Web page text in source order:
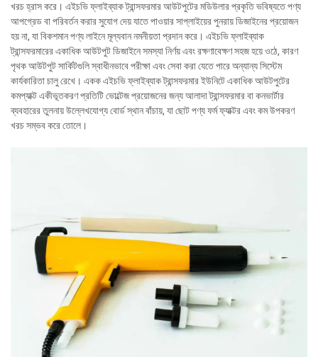
খরচ হ্রাস করে। এইচভি ফ্লাইব্যাক ট্রান্সফরমার আউটপুটের মডিউলার প্রকৃতি ভবিষ্যতে পণ্য
আপগ্রেড বা পরিবর্তন করার সুযোগ দেয় যাতে পাওয়ার সাপ্লাইয়ের পুনরায় ডিজাইনের প্রয়োজন
হয় না, যা বিকশমান পণ্য লাইনে মূল্যবান নমনীয়তা প্রদান করে। এইচভি ফ্লাইব্যাক
ট্রান্সফরমারের একাধিক আউটপুট ডিজাইনে সমস্যা নির্ণয় এবং রক্ষণাবেক্ষণ সহজ হয়ে ওঠে, কারণ
পৃথক আউটপুট সার্কিটগুলি স্বাধীনভাবে পরীক্ষা এবং সেবা করা যেতে পারে অন্যান্য সিস্টেম
কার্যকারিতা চালু রেখে। একক এইচভি ফ্লাইব্যাক ট্রান্সফরমার ইউনিটে একাধিক আউটপুটের
কমপ্যাক্ট একীভূতকরণ প্রতিটি ভোল্টেজ প্রয়োজনের জন্য আলাদা ট্রান্সফরমার বা কনভার্টার
ব্যবহারের তুলনায় উল্লেখযোগ্য বোর্ড স্থান বাঁচায়, যা ছোট পণ্য ফর্ম ফ্যাক্টর এবং কম উপকরণ
খরচ সম্ভব করে তোলে।